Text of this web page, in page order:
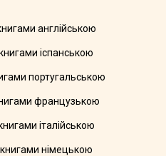
англійською
іспанською
португальською
французькою
італійською
німецькою